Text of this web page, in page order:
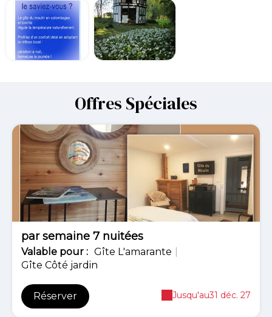
Offres Spéciales
-20%
par semaine 7 nuitées
Valable pour : Gîte L'amarante
Gîte Côté jardin
Réserver Jusqu'au31 déc. 27